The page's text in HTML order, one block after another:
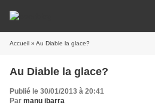
Accueil » Au Diable la glace?
Au Diable la glace?
Publié le 30/01/2013 à 20:41
Par manu ibarra